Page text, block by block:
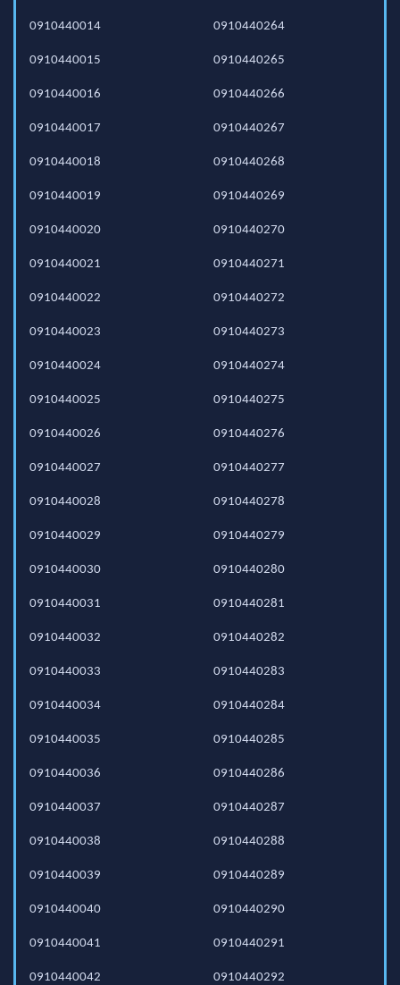
0910440014
0910440015
0910440016
0910440017
0910440018
0910440019
0910440020
0910440021
0910440022
0910440023
0910440024
0910440025
0910440026
0910440027
0910440028
0910440029
0910440030
0910440031
0910440032
0910440033
0910440034
0910440035
0910440036
0910440037
0910440038
0910440039
0910440040
0910440041
0910440042
0910440264
0910440265
0910440266
0910440267
0910440268
0910440269
0910440270
0910440271
0910440272
0910440273
0910440274
0910440275
0910440276
0910440277
0910440278
0910440279
0910440280
0910440281
0910440282
0910440283
0910440284
0910440285
0910440286
0910440287
0910440288
0910440289
0910440290
0910440291
0910440292